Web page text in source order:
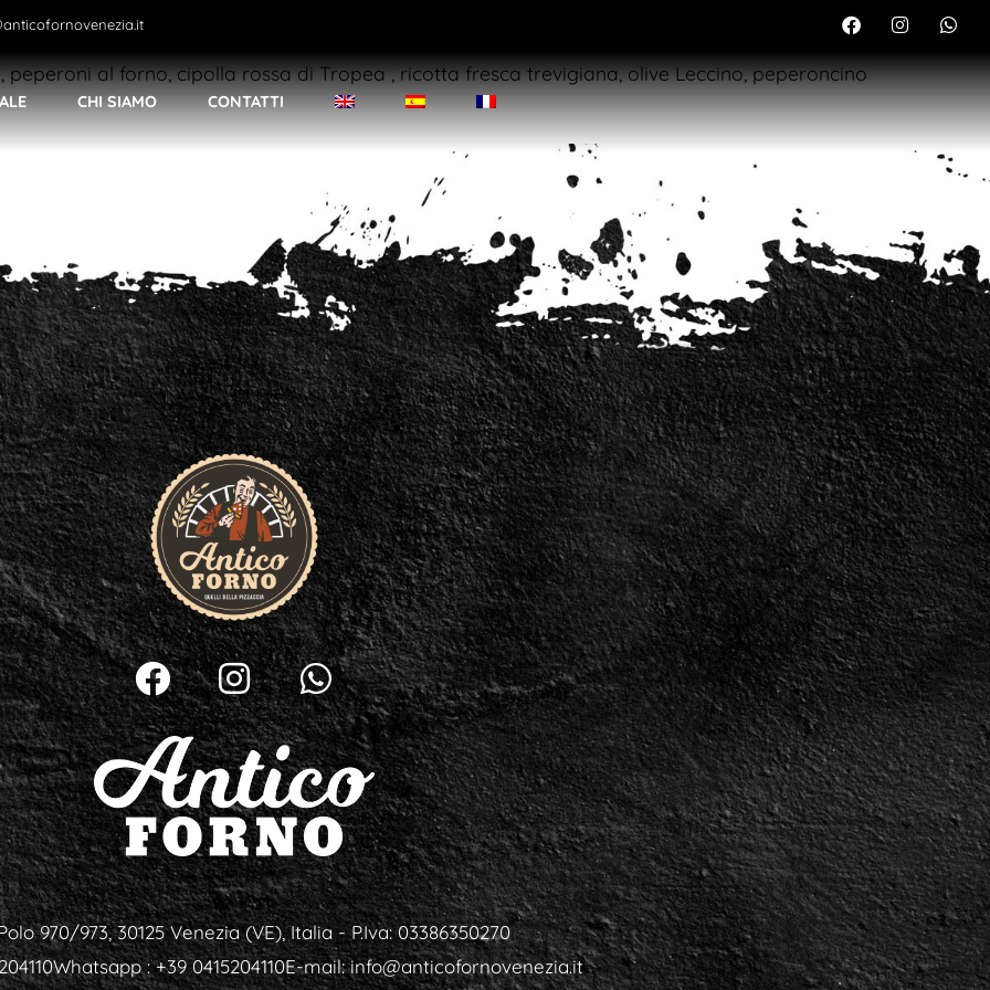
CHI SIAMO CONTATTI
al forno, cipolla rossa di Tropea , ricotta fresca trevigiana, olive Leccino, peperoncino
970/973, 30125 Venezia (VE), Italia - P.Iva: 03386350270
Whatsapp : +39 0415204110E-mail:info@anticofornovenezia.it